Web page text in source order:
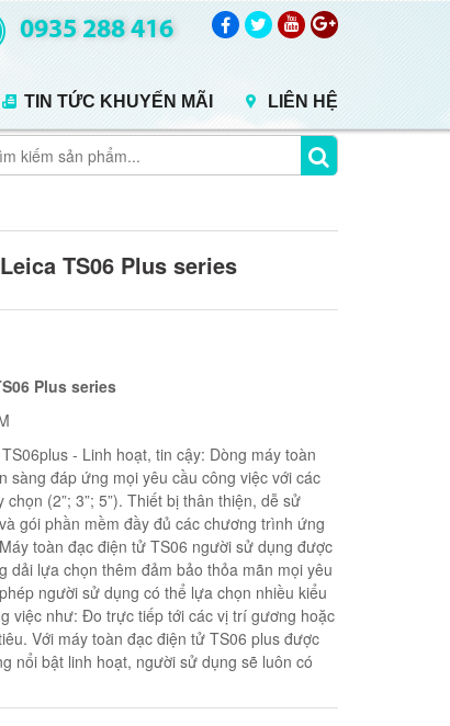
0935 288 416
TIN TỨC KHUYẾN MÃI LIÊN HỆ
TS06 Plus series
Plus series
- Linh hoạt, tin cậy: Dòng máy toàn
sàng đáp ứng mọi yêu cầu công việc với các
(2”; 3”; 5”). Thiết bị thân thiện, dễ sử
gói phần mềm đầy đủ các chương trình ứng
toàn đạc điện tử TS06 người sử dụng được
dải lựa chọn thêm đảm bảo thỏa mãn mọi yêu
người sử dụng có thể lựa chọn nhiều kiểu
việc như: Đo trực tiếp tới các vị trí gương hoặc
Với máy toàn đạc điện tử TS06 plus được
nổi bật linh hoạt, người sử dụng sẽ luôn có